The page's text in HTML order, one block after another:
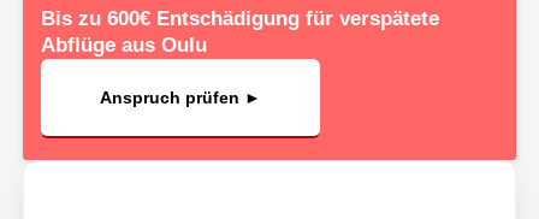
Bis zu 600€ Entschädigung für verspätete
Abflüge aus Oulu
Anspruch prüfen ►